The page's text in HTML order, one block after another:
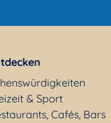
& Sport
Cafés, Bars